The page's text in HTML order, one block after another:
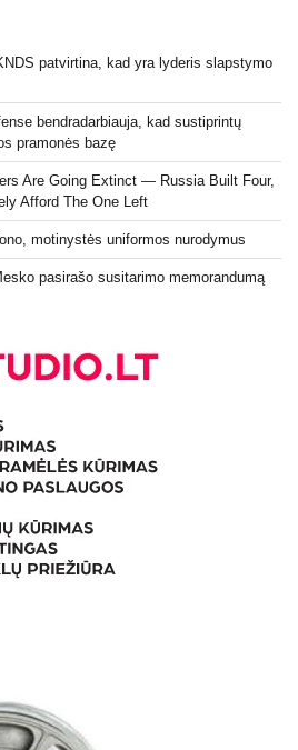
patvirtina, kad yra lyderis slapstymo
bendradarbiauja, kad sustiprintų
pramonės bazę
Are Going Extinct — Russia Built Four,
Afford The One Left
motinystės uniformos nurodymus
pasirašo susitarimo memorandumą